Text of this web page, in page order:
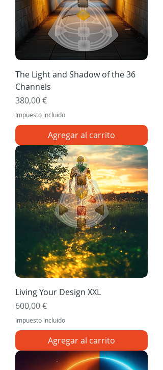
The Light and Shadow of the 36
Channels
Precio
380,00 €
Impuesto incluido
Agregar al carrito
Living Your Design XXL
Precio
600,00 €
Impuesto incluido
Agregar al carrito